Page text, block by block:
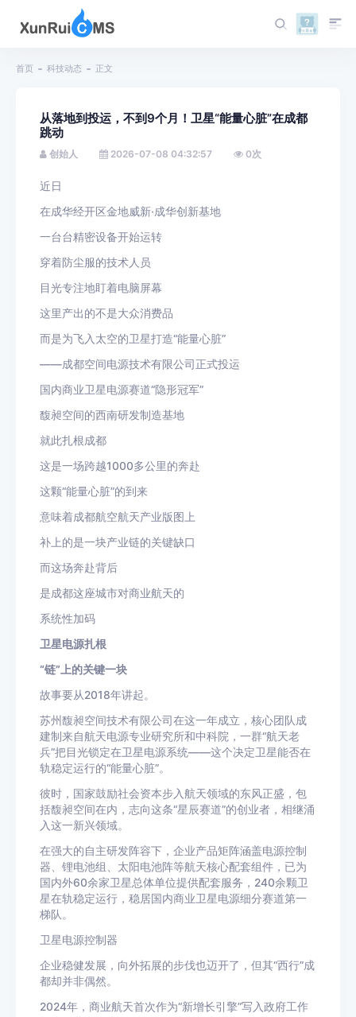
首页 科技动态 正文
从落地到投运，不到9个月！卫星“能量心脏”在成都
跳动
创始人 2026-07-08 04:32:57 0次
近日
在成华经开区金地威新·成华创新基地
一台台精密设备开始运转
穿着防尘服的技术人员
目光专注地盯着电脑屏幕
这里产出的不是大众消费品
而是为飞入太空的卫星打造“能量心脏”
——成都空间电源技术有限公司正式投运
国内商业卫星电源赛道“隐形冠军”
馥昶空间的西南研发制造基地
就此扎根成都
这是一场跨越1000多公里的奔赴
这颗“能量心脏”的到来
意味着成都航空航天产业版图上
补上的是一块产业链的关键缺口
而这场奔赴背后
是成都这座城市对商业航天的
系统性加码
卫星电源扎根
“链”上的关键一块
故事要从2018年讲起。
苏州馥昶空间技术有限公司在这一年成立，核心团队成
建制来自航天电源专业研究所和中科院，一群“航天老
兵”把目光锁定在卫星电源系统——这个决定卫星能否在
轨稳定运行的“能量心脏”。
彼时，国家鼓励社会资本步入航天领域的东风正盛，包
括馥昶空间在内，志向这条“星辰赛道”的创业者，相继涌
入这一新兴领域。
在强大的自主研发阵容下，企业产品矩阵涵盖电源控制
器、锂电池组、太阳电池阵等航天核心配套组件，已为
国内外60余家卫星总体单位提供配套服务，240余颗卫
星在轨稳定运行，稳居国内商业卫星电源细分赛道第一
梯队。
卫星电源控制器
企业稳健发展，向外拓展的步伐也迈开了，但其“西行”成
都却并非偶然。
2024年，商业航天首次作为“新增长引擎”写入政府工作